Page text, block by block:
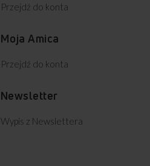
Przejdź do konta
Moja Amica
Przejdź do konta
Newsletter
Wypis z Newslettera